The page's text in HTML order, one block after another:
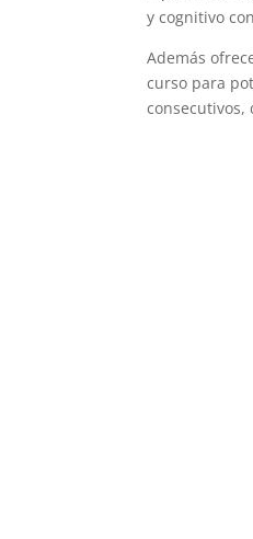
y cognitivo
Además
curso para